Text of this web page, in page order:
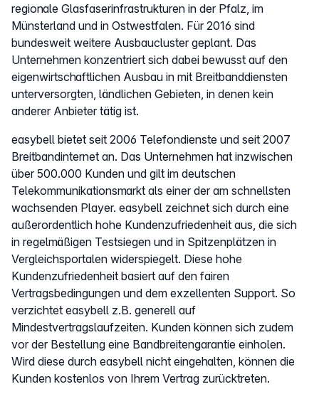
regionale Glasfaserinfrastrukturen in der Pfalz, im
Münsterland und in Ostwestfalen. Für 2016 sind
bundesweit weitere Ausbaucluster geplant. Das
Unternehmen konzentriert sich dabei bewusst auf den
eigenwirtschaftlichen Ausbau in mit Breitbanddiensten
unterversorgten, ländlichen Gebieten, in denen kein
anderer Anbieter tätig ist.
easybell bietet seit 2006 Telefondienste und seit 2007
Breitbandinternet an. Das Unternehmen hat inzwischen
über 500.000 Kunden und gilt im deutschen
Telekommunikationsmarkt als einer der am schnellsten
wachsenden Player. easybell zeichnet sich durch eine
außerordentlich hohe Kundenzufriedenheit aus, die sich
in regelmäßigen Testsiegen und in Spitzenplätzen in
Vergleichsportalen widerspiegelt. Diese hohe
Kundenzufriedenheit basiert auf den fairen
Vertragsbedingungen und dem exzellenten Support. So
verzichtet easybell z.B. generell auf
Mindestvertragslaufzeiten. Kunden können sich zudem
vor der Bestellung eine Bandbreitengarantie einholen.
Wird diese durch easybell nicht eingehalten, können die
Kunden kostenlos von Ihrem Vertrag zurücktreten.